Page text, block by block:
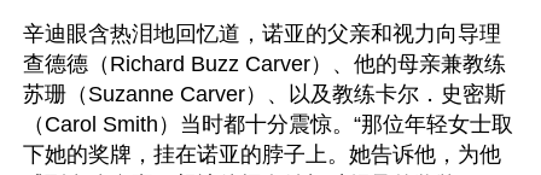
辛迪眼含热泪地回忆道，诺亚的父亲和视力向导理
查德德（Richard Buzz Carver）、他的母亲兼教练
苏珊（Suzanne Carver）、以及教练卡尔．史密斯
（Carol Smith）当时都十分震惊。“那位年轻女士取
下她的奖牌，挂在诺亚的脖子上。她告诉他，为他